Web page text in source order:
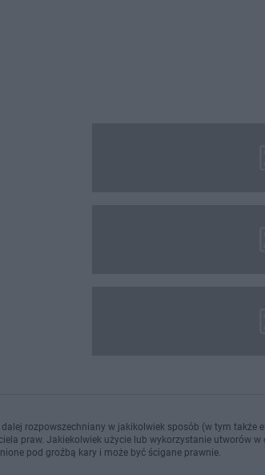
rozpowszechniany w jakikolwiek sposób (w tym
praw. Jakiekolwiek użycie lub wykorzystanie utworów
pod groźbą kary i może być ścigane prawnie.